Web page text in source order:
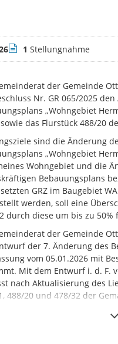
Stellungnahmen
1 Stellungnahme
der Gemeinde
Nr. GR 065/2025
„Wohngebiet
das Flurstück 488/20
sind die Änderung
„Wohngebiet
Wohngebiet und die
Bebauungsplans
GRZ im Baugebiet
werden, soll eine
durch diese um bis zu
der Gemeinde
der 7. Änderung des
vom 05.01.2026 mit
Mit dem Entwurf i. d. F.
nach Aktualisierung des
488/20 und 478/32 der
der 7. Änderung des